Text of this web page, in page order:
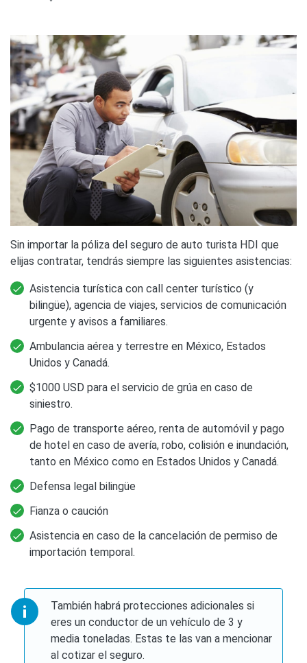
Sin importar la póliza del seguro de auto turista HDI que
elijas contratar, tendrás siempre las siguientes asistencias:
Asistencia turística con call center turístico (y
bilingüe), agencia de viajes, servicios de comunicación
urgente y avisos a familiares.
Ambulancia aérea y terrestre en México, Estados
Unidos y Canadá.
$1000 USD para el servicio de grúa en caso de
siniestro.
Pago de transporte aéreo, renta de automóvil y pago
de hotel en caso de avería, robo, colisión e inundación,
tanto en México como en Estados Unidos y Canadá.
Defensa legal bilingüe
Fianza o caución
Asistencia en caso de la cancelación de permiso de
importación temporal.
También habrá protecciones adicionales si
eres un conductor de un vehículo de 3 y
media toneladas. Estas te las van a mencionar
al cotizar el seguro.